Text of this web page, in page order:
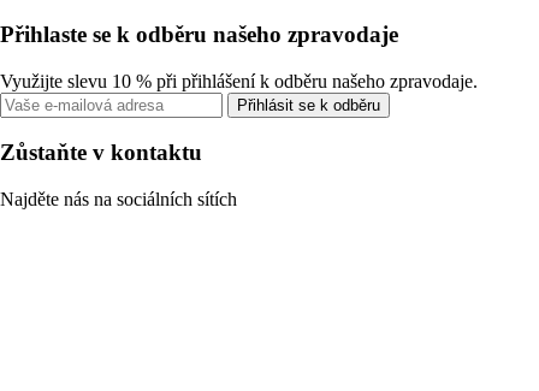
Přihlaste se k odběru našeho zpravodaje
Využijte slevu 10 % při přihlášení k odběru našeho zpravodaje.
Přihlásit se k odběru
Zůstaňte v kontaktu
Najděte nás na sociálních sítích